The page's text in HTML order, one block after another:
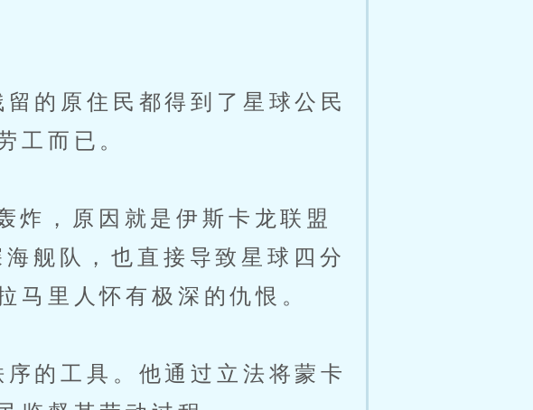
的原住民都得到了星球公民
工而已。
，原因就是伊斯卡龙联盟
舰队，也直接导致星球四分
马里人怀有极深的仇恨。
的工具。他通过立法将蒙卡